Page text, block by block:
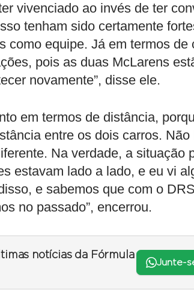
vivenciado ao invés de ter
tenham sido certamente
como equipe. Já em termos de
pois as duas McLarens
novamente”, disse ele.
em termos de distância,
entre os dois carros.
Na verdade, a situação
estavam lado a lado, e eu vi
e sabemos que com o
no passado”, encerrou.
notícias da Fórmula
Junte-